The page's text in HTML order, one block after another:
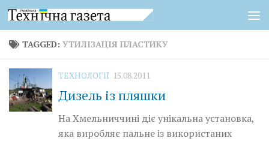
Skip to content
TAGGED: УТИЛІЗАЦІЯ ПЛАСТИКУ
ТЕХНОЛОГІЇ 15.08.2011
Дизель із пляшки
На Хмельниччині діє унікальна установка,
яка виробляє пальне із використаних